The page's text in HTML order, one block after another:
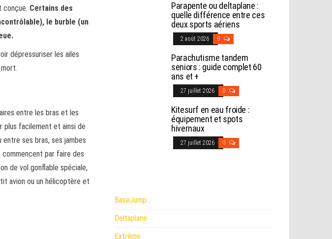
conçue. Certains des
le burble (un
dépressuriser les ailes
entre les bras et les
plus facilement et ainsi de
ses bras, ses jambes
par faire des
de vol gonflable spéciale,
avion ou un hélicoptère et
Parapente ou deltaplane :
quelle différence entre ces
deux sports aériens
2 août 2026 0
Parachutisme tandem
seniors : guide complet 60
ans et +
27 juillet 2026 0
Kitesurf en eau froide :
équipement et spots
hivernaux
27 juillet 2026 0
BaseJump
Deltaplane
Extrême